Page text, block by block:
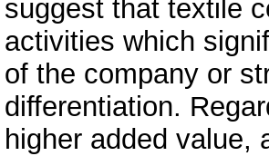
suggest that textile
activities which
of the company or
differentiation.
higher added value,